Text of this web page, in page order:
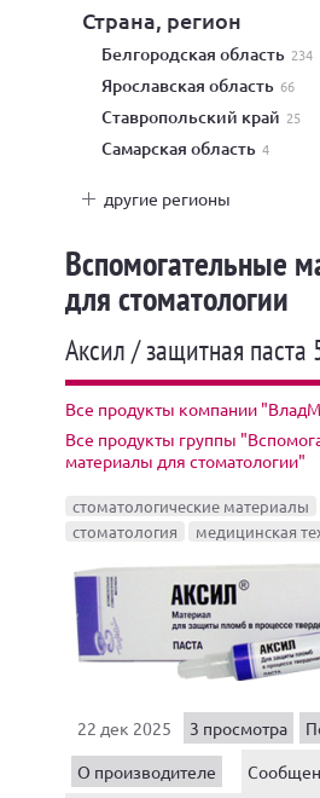
Страна, регион
Белгородская область 234
Ярославская область 66
Ставропольский край 25
Самарская область 4
другие регионы
Вспомогательные
для стоматологии
Аксил / защитная паста
Все продукты компании
Все продукты группы
материалы для стоматологии"
стоматологические материалы
стоматология
медицинская
22 дек 2025 3 просмотра
О производителе